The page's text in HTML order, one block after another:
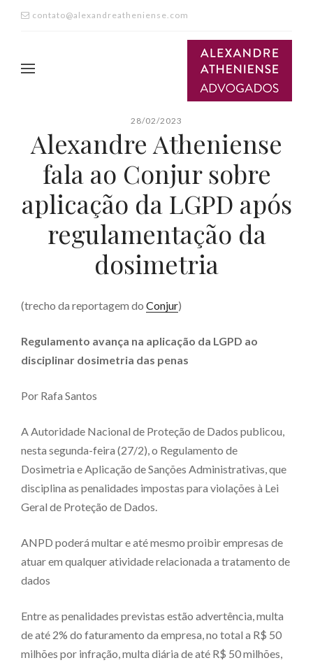
contato@alexandreatheniense.com
28/02/2023
Alexandre Atheniense
fala ao Conjur sobre
aplicação da LGPD após
regulamentação da
dosimetria
(trecho da reportagem do Conjur)
Regulamento avança na aplicação da LGPD ao
disciplinar dosimetria das penas
Por Rafa Santos
A Autoridade Nacional de Proteção de Dados publicou,
nesta segunda-feira (27/2), o Regulamento de
Dosimetria e Aplicação de Sanções Administrativas, que
disciplina as penalidades impostas para violações à Lei
Geral de Proteção de Dados.
ANPD poderá multar e até mesmo proibir empresas de
atuar em qualquer atividade relacionada a tratamento de
dados
Entre as penalidades previstas estão advertência, multa
de até 2% do faturamento da empresa, no total a R$ 50
milhões por infração, multa diária de até R$ 50 milhões,